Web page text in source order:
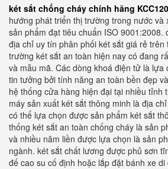
két sắt chống cháy chính hãng
hướng phát triển thị trường trong nước và
sản phẩm đạt tiêu chuẩn ISO 9001:2008.
địa chỉ uy tín phân phối két sắt giá rẻ
trường két sắt an toàn hiện nay có đang
và mẫu mã. Các dòng khoá điện tử là lựa
tin tưởng bởi tính năng an toàn bền đẹp
hệ thống cửa hàng hiện đại tại nhiều tỉnh
máy sản xuất két sắt thông minh là địa
có thể lựa chọn được sản phẩm két sắt
thống két sắt an toàn chống cháy là sản
và nhiều năm liền được lựa chọn là sản
ngành. két sắt chất lương được phủ sơn
đế cao su cố định hoặc lắp đặt bánh xe di